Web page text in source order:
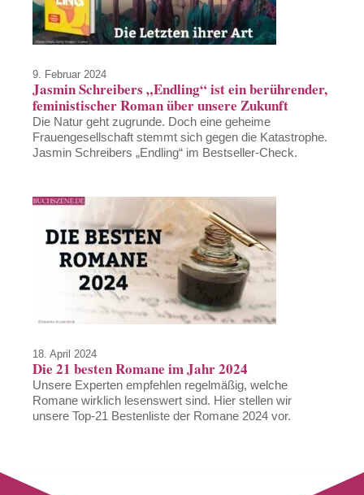
9. Februar 2024
Jasmin Schreibers „Endling“ ist ein berührender,
feministischer Roman über unsere Zukunft
Die Natur geht zugrunde. Doch eine geheime
Frauengesellschaft stemmt sich gegen die Katastrophe.
Jasmin Schreibers „Endling“ im Bestseller-Check.
18. April 2024
Die 21 besten Romane im Jahr 2024
Unsere Experten empfehlen regelmäßig, welche
Romane wirklich lesenswert sind. Hier stellen wir
unsere Top-21 Bestenliste der Romane 2024 vor.